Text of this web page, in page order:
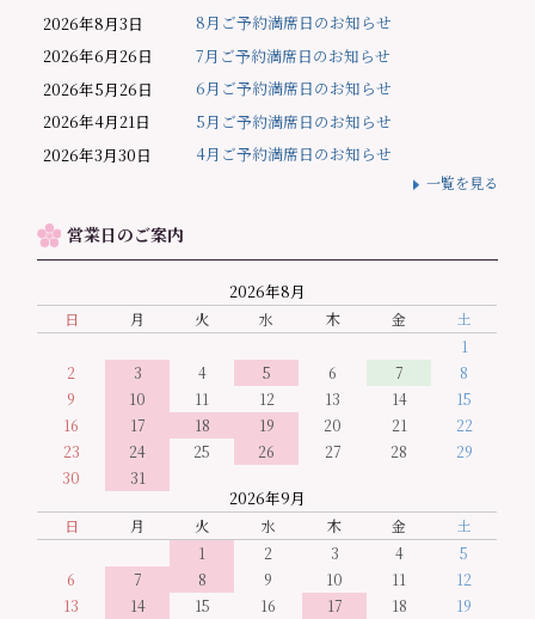
2026年8月3日
8月ご予約満席日のお知らせ
2026年6月26日
7月ご予約満席日のお知らせ
2026年5月26日
6月ご予約満席日のお知らせ
2026年4月21日
5月ご予約満席日のお知らせ
2026年3月30日
4月ご予約満席日のお知らせ
一覧を見る
営業日のご案内
2026年8月
日 月 火 水 木 金
土
1
2
3 4 5 6 7
8
9
10 11 12 13 14
15
16
17 18 19 20 21
22
23
24 25 26 27 28
29
30
31
2026年9月
日 月 火 水 木 金
土
1
2 3 4
5
6
7 8 9 10 11
12
13
14 15 16 17 18 19